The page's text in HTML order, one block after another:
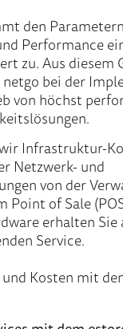
den Parametern
Performance
zu. Aus diesem
bei der
von höchst
Infrastruktur-
Netzwerk- und
von der
Point of Sale
erhalten
Service.
Kosten mit